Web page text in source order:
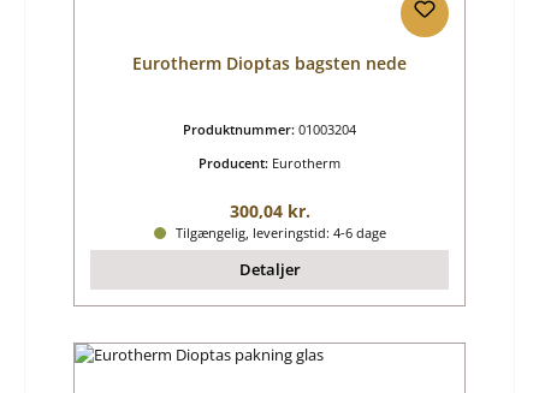
Eurotherm Dioptas bagsten nede
Produktnummer: 01003204
Producent: Eurotherm
Almindelig pris:
300,04 kr.
Tilgængelig, leveringstid: 4-6 dage
Detaljer